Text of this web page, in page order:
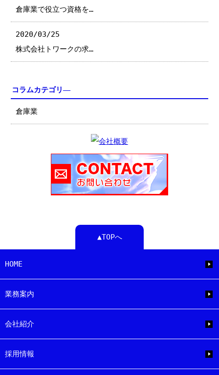
倉庫業で役立つ資格を…
2020/03/25
株式会社トワークの求…
コラムカテゴリ―
倉庫業
▲TOPへ
HOME
業務案内
会社紹介
採用情報